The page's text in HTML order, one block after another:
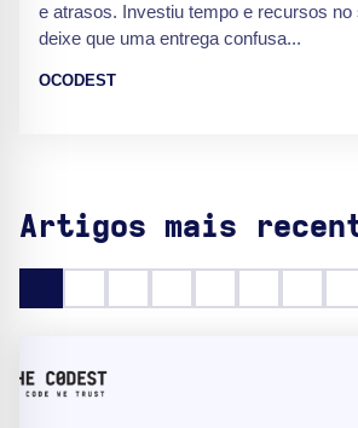
e atrasos. Investiu tempo e recursos no
deixe que uma entrega confusa...
OCODEST
Artigos mais